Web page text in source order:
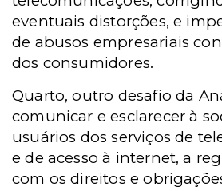
eventuais distorções, e
de abusos empresariais
dos consumidores.
Quarto, outro desafio da
comunicar e esclarecer à
usuários dos serviços de
e de acesso à internet, a
com os direitos e